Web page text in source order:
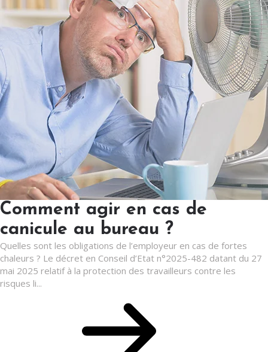
Comment agir en cas de
canicule au bureau ?
Quelles sont les obligations de l’employeur en cas de fortes
chaleurs ? Le décret en Conseil d’Etat n°2025-482 datant du 27
mai 2025 relatif à la protection des travailleurs contre les
risques li...